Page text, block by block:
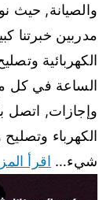
والصيانة, حيث
مدربين خبرتنا
الكهربائية
الساعة في كل
الكهرباء
شيء… اقرأ